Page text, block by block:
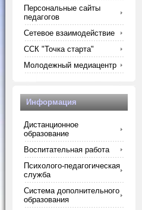
Персональные сайты
педагогов
Сетевое взаимодействие
ССК "Точка старта"
Молодежный медиацентр
Информация
Дистанционное
образование
Воспитательная работа
Психолого-педагогическая
служба
Система дополнительного
образования